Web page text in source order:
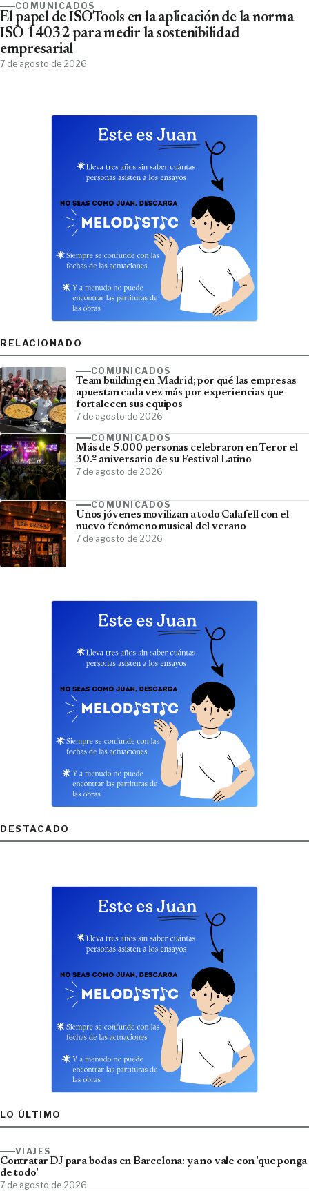
COMUNICADOS
El papel de ISOTools en la aplicación de la norma
ISO 14032 para medir la sostenibilidad
empresarial
7 de agosto de 2026
RELACIONADO
COMUNICADOS
Team building en Madrid; por qué las empresas
apuestan cada vez más por experiencias que
fortalecen sus equipos
7 de agosto de 2026
COMUNICADOS
Más de 5.000 personas celebraron en Teror el
30.º aniversario de su Festival Latino
7 de agosto de 2026
COMUNICADOS
Unos jóvenes movilizan a todo Calafell con el
nuevo fenómeno musical del verano
7 de agosto de 2026
DESTACADO
LO ÚLTIMO
VIAJES
Contratar DJ para bodas en Barcelona: ya no vale con 'que ponga
de todo'
7 de agosto de 2026